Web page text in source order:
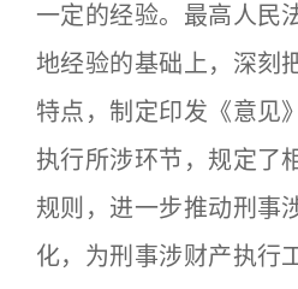
一定的经验。最高人民
地经验的基础上，深刻
特点，制定印发《意见
执行所涉环节，规定了
规则，进一步推动刑事
化，为刑事涉财产执行